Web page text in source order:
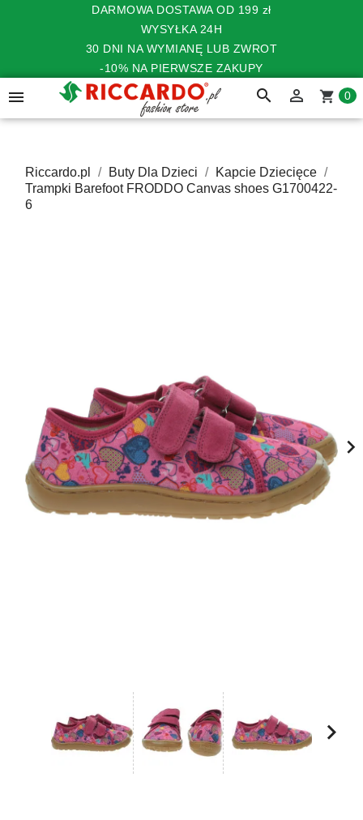
DARMOWA DOSTAWA OD 199 zł
WYSYŁKA 24H
30 DNI NA WYMIANĘ LUB ZWROT
-10% NA PIERWSZE ZAKUPY
 search  shopping_cart 0
Riccardo.pl Buty Dla Dzieci
Kapcie Dziecięce
Trampki Barefoot FRODDO Canvas shoes G1700422-
6
